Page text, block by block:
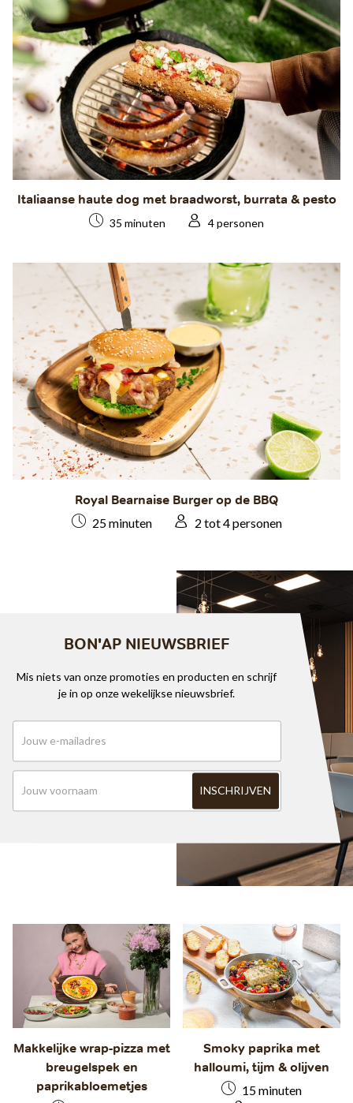
Italiaanse haute dog met braadworst, burrata & pesto
35 minuten 4 personen
Royal Bearnaise Burger op de BBQ
25 minuten 2 tot 4 personen
BON'AP NIEUWSBRIEF
Mis niets van onze promoties en producten en schrijf
je in op onze wekelijkse nieuwsbrief.
Makkelijke wrap-pizza met
breugelspek en
paprikabloemetjes
Smoky paprika met
halloumi, tijm & olijven
15 minuten